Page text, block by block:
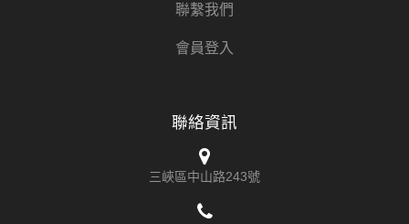
聯繫我們
會員登入
聯絡資訊
三峽區中山路243號